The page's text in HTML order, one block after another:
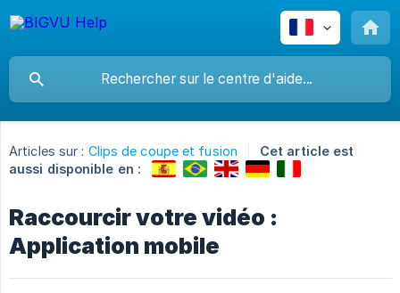
Articles sur : Clips de coupe et fusion
Cet article est
aussi disponible en :
Raccourcir votre vidéo :
Application mobile